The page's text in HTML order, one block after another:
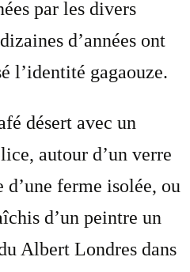
par les divers
d’années ont
l’identité gagaouze.
désert avec un
autour d’un verre
d’une ferme isolée, ou
d’un peintre un
Albert Londres dans